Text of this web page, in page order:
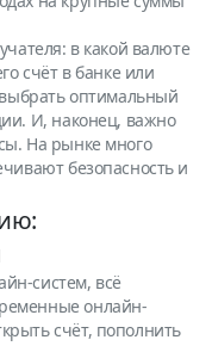
в какой валюте
счёт в банке или
оптимальный
И, наконец, важно
На рынке много
безопасность и
систем, всё
онлайн-
счёт, пополнить